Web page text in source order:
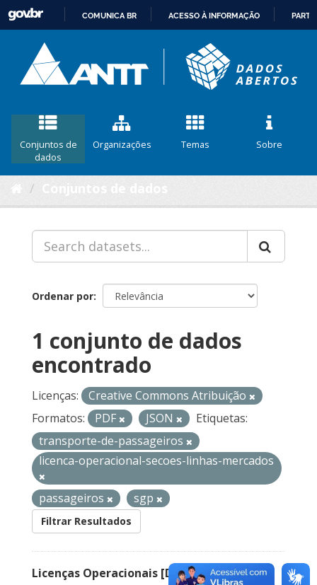
CONTEÚDO
COMUNICA BR ACESSO À INFORMAÇÃO
Conjuntos de
dados
Organizações Temas Sobre
Ordenar por
1 conjunto de dados
encontrado
Licenças:
Creative Commons Atribuição
Formatos:
PDF JSON
Etiquetas:
transporte-de-passageiros
licenca-operacional-secoes-linhas-mercados
passageiros sgp
Filtrar Resultados
Licenças Operacionais [Descontinuado]